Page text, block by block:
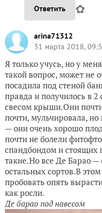
Ответить ✿
arina71312
31 марта 2018,
Я только учусь, но у
такой вопрос, может не
посадила под стеной
правда и получилось в
свесом крыши.Они
почти, мульчировала,
— они очень хорошо
почти не болели
спандбондом и стоящих
такие.Но все Де Барао
остальных сортов.В
пробовать опять
как росли.
Де барао под навесом